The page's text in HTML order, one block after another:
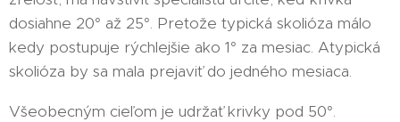
dosiahne 20° až 25°. Pretože typická skolióza málo
kedy postupuje rýchlejšie ako 1° za mesiac. Atypická
skolióza by sa mala prejaviť do jedného mesiaca.
Všeobecným cieľom je udržať krivky pod 50°.